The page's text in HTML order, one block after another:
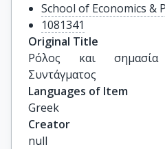
School of Economics &
1081341
Original Title
Ρόλος και
Συντάγματος
Languages of Item
Greek
Creator
null